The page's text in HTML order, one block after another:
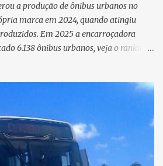
a produção de ônibus urbanos no
marca em 2024, quando atingiu
Em 2025 a encarroçadora
6.138 ônibus urbanos, veja o ranking
faz parte da associação, fabricou neste
O que aconteceu com a Comil ? A Comil
judicial e fechamento de filial,
a encarroçadora só produzisse 16